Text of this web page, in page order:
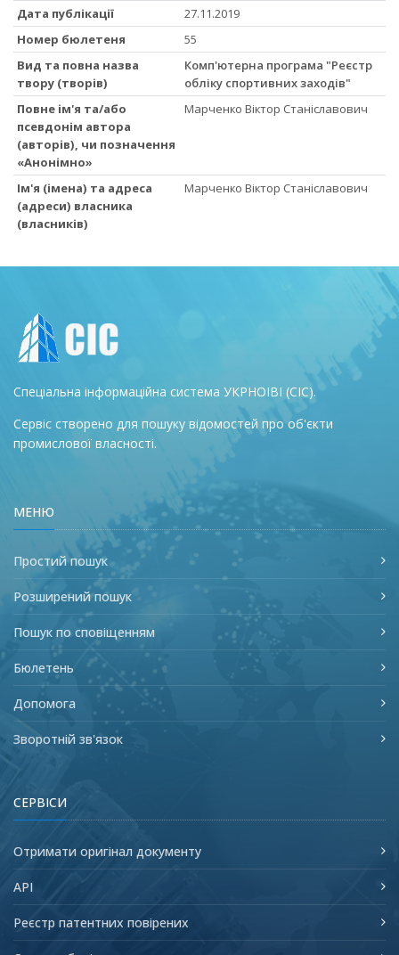
Дата публікації
27.11.2019
Номер бюлетеня
55
Вид та повна назва
твору (творів)
Комп'ютерна програма "Реєстр
обліку спортивних заходів"
Повне ім'я та/або
псевдонім автора
(авторів), чи позначення
«Анонімно»
Марченко Віктор Станіславович
Ім'я (імена) та адреса
(адреси) власника
(власників)
Марченко Віктор Станіславович
Спеціальна інформаційна система УКРНОІВІ (СІС).
Сервіс створено для пошуку відомостей про об'єкти
промислової власності.
МЕНЮ
Простий пошук
Розширений пошук
Пошук по сповіщенням
Бюлетень
Допомога
Зворотній зв'язок
СЕРВІСИ
Отримати оригінал документу
API
Реєстр патентних повірених